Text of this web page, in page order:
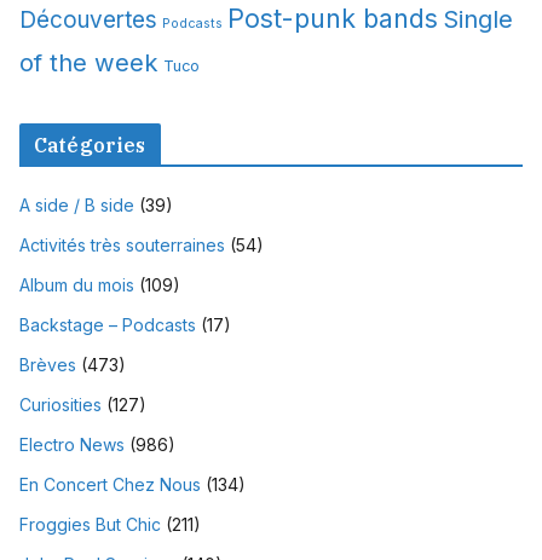
Découvertes Podcasts Post-punk bands Single
of the week Tuco
Catégories
A side / B side (39)
Activités très souterraines (54)
Album du mois (109)
Backstage – Podcasts (17)
Brèves (473)
Curiosities (127)
Electro News (986)
En Concert Chez Nous (134)
Froggies But Chic (211)